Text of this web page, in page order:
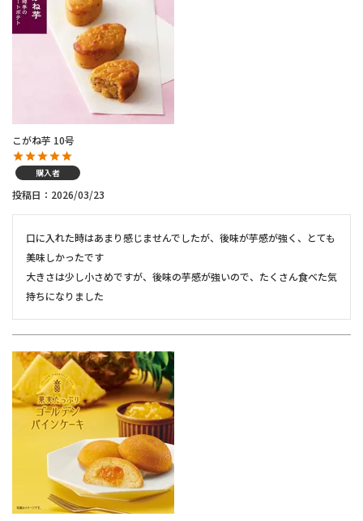
こがね芋 10号
購入者
投稿日 2026/03/23
口に入れた時はあまり感じませんでしたが、後味が芋感が強く、とても
美味しかったです
大きさは少し小さめですが、後味の芋感が強いので、たくさん食べた気
持ちになりました